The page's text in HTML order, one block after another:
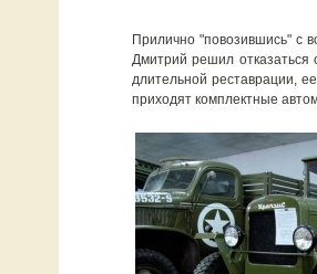
Прилично "повозившись" с
Дмитрий решил отказаться
длительной реставрации,
приходят комплектные